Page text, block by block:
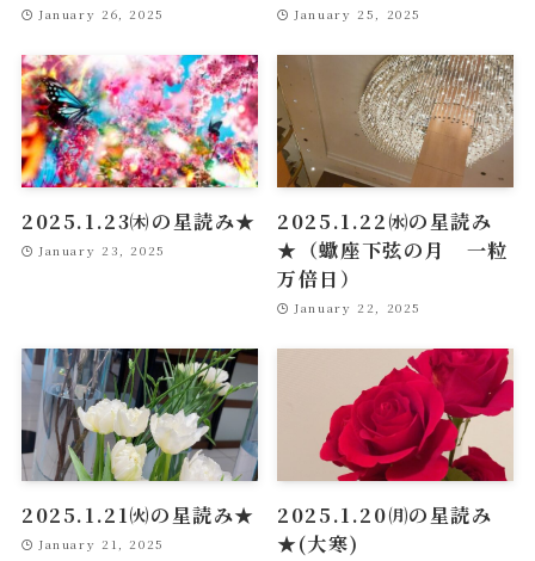
January 26, 2025 January 25, 2025
2025.1.23㈭の星読み★
January 23, 2025
2025.1.22㈬の星読み
★（蠍座下弦の月 一粒
万倍日）
January 22, 2025
2025.1.21㈫の星読み★
January 21, 2025
2025.1.20㈪の星読み
★(大寒)